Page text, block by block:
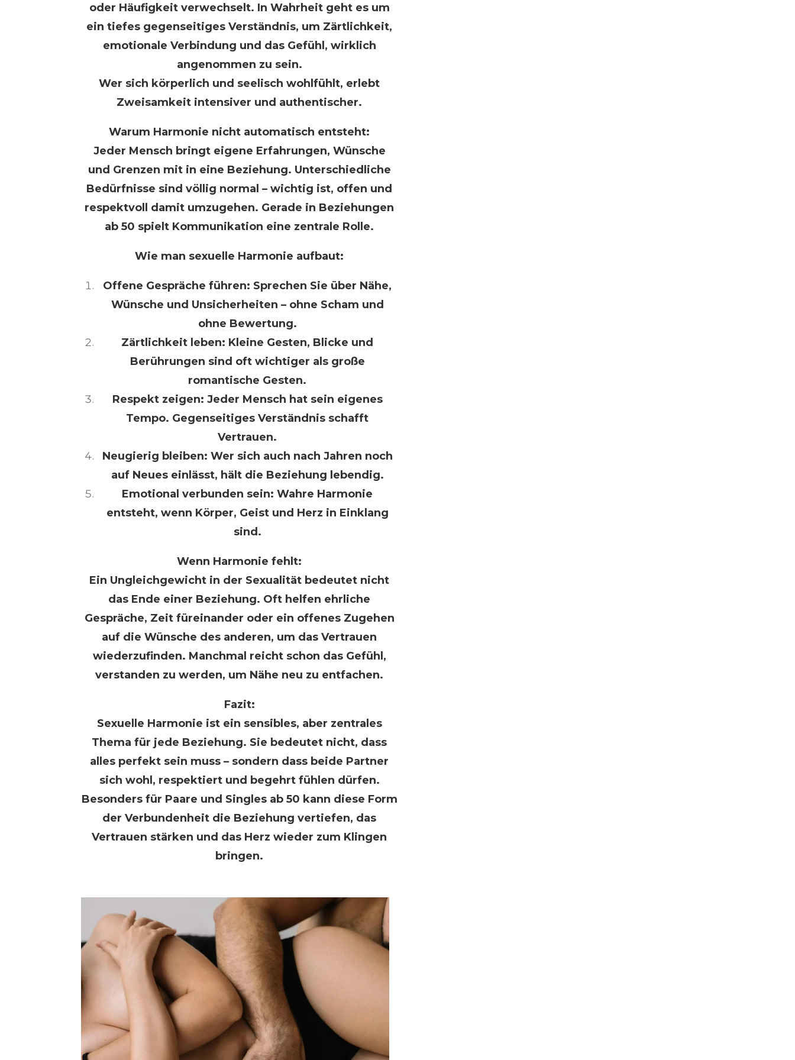
oder Häufigkeit verwechselt. In Wahrheit geht es um
ein tiefes gegenseitiges Verständnis, um Zärtlichkeit,
emotionale Verbindung und das Gefühl, wirklich
angenommen zu sein.
Wer sich körperlich und seelisch wohlfühlt, erlebt
Zweisamkeit intensiver und authentischer.
Warum Harmonie nicht automatisch entsteht:
Jeder Mensch bringt eigene Erfahrungen, Wünsche
und Grenzen mit in eine Beziehung. Unterschiedliche
Bedürfnisse sind völlig normal – wichtig ist, offen und
respektvoll damit umzugehen. Gerade in Beziehungen
ab 50 spielt Kommunikation eine zentrale Rolle.
Wie man sexuelle Harmonie aufbaut:
Offene Gespräche führen: Sprechen Sie über Nähe,
Wünsche und Unsicherheiten – ohne Scham und
ohne Bewertung.
Zärtlichkeit leben: Kleine Gesten, Blicke und
Berührungen sind oft wichtiger als große
romantische Gesten.
Respekt zeigen: Jeder Mensch hat sein eigenes
Tempo. Gegenseitiges Verständnis schafft
Vertrauen.
Neugierig bleiben: Wer sich auch nach Jahren noch
auf Neues einlässt, hält die Beziehung lebendig.
Emotional verbunden sein: Wahre Harmonie
entsteht, wenn Körper, Geist und Herz in Einklang
sind.
Wenn Harmonie fehlt:
Ein Ungleichgewicht in der Sexualität bedeutet nicht
das Ende einer Beziehung. Oft helfen ehrliche
Gespräche, Zeit füreinander oder ein offenes Zugehen
auf die Wünsche des anderen, um das Vertrauen
wiederzufinden. Manchmal reicht schon das Gefühl,
verstanden zu werden, um Nähe neu zu entfachen.
Fazit:
Sexuelle Harmonie ist ein sensibles, aber zentrales
Thema für jede Beziehung. Sie bedeutet nicht, dass
alles perfekt sein muss – sondern dass beide Partner
sich wohl, respektiert und begehrt fühlen dürfen.
Besonders für Paare und Singles ab 50 kann diese Form
der Verbundenheit die Beziehung vertiefen, das
Vertrauen stärken und das Herz wieder zum Klingen
bringen.